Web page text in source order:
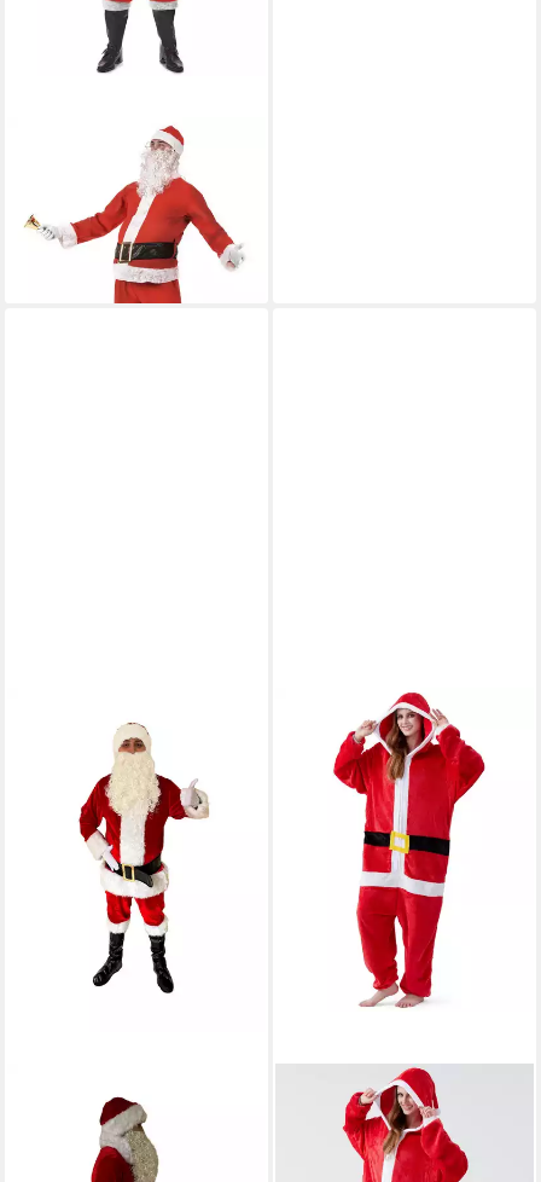
Kostüm Weihnachtsmann-
Kostüm Nikolaus
Adventskostüm rot-weiss
38,49 €
lieferbar - in 2-3 Werktagen bei dir